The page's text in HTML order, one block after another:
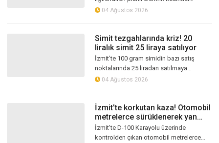
programı SEDAŞ tarafından duyuruldu.
04 Ağustos 2026
Simit tezgahlarında kriz! 20
liralık simit 25 liraya satılıyor
İzmit’te 100 gram simidin bazı satış
noktalarında 25 liradan satılmaya
başlanması tartışma yarattı. Resmi
04 Ağustos 2026
İzmit’te korkutan kaza! Otomobil
metrelerce sürüklenerek yan
yattı
İzmit’te D-100 Karayolu üzerinde
kontrolden çıkan otomobil metrelerce